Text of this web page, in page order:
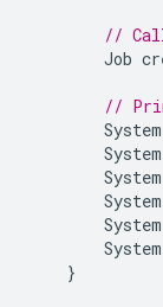
//
Job
//
System
System
System
System
System
System
}